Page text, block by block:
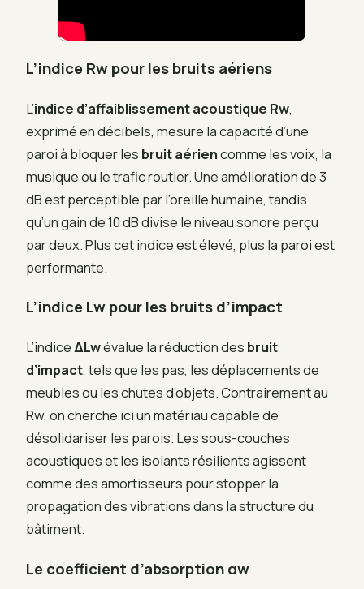
L’indice Rw pour les bruits aériens
L’indice d’affaiblissement acoustique Rw,
exprimé en décibels, mesure la capacité d’une
paroi à bloquer les bruit aériencomme les voix, la
musique ou le trafic routier. Une amélioration de 3
dB est perceptible par l’oreille humaine, tandis
qu’un gain de 10 dB divise le niveau sonore perçu
par deux. Plus cet indice est élevé, plus la paroi est
performante.
L’indice Lw pour les bruits d’impact
L’indiceΔLwévalue la réduction des bruit
d’impact, tels que les pas, les déplacements de
meubles ou les chutes d’objets. Contrairement au
Rw, on cherche ici un matériau capable de
désolidariser les parois. Les sous-couches
acoustiques et les isolants résilients agissent
comme des amortisseurs pour stopper la
propagation des vibrations dans la structure du
bâtiment.
Le coefficient d’absorption αw